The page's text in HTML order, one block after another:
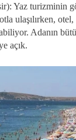
Yaz turizminin
ulaşılırken,
Adanın
açık.